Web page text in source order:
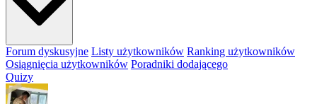
Forum dyskusyjne Listy użytkowników Ranking użytkowników
Osiągnięcia użytkowników Poradniki dodającego
Quizy